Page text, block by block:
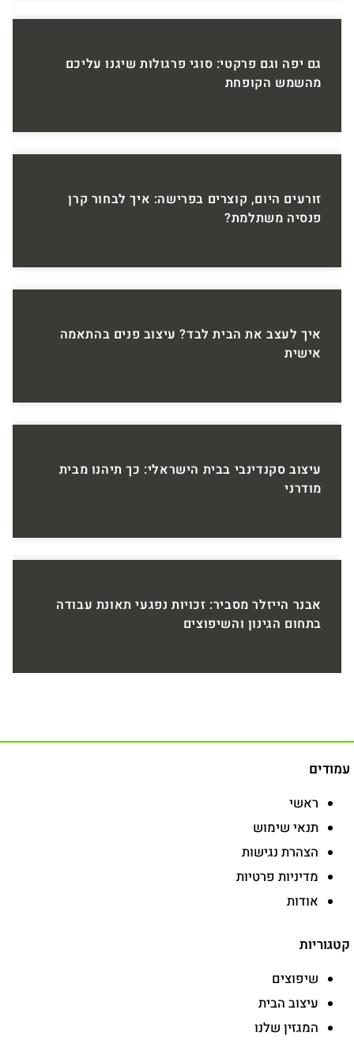
גם יפה וגם פרקטי: סוגי פרגולות שיגנו עליכם
מהשמש הקופחת
זורעים היום, קוצרים בפרישה: איך לבחור קרן
פנסיה משתלמת?
איך לעצב את הבית לבד? עיצוב פנים בהתאמה
אישית
עיצוב סקנדינבי בבית הישראלי: כך תיהנו מבית
מודרני
אבנר הייזלר מסביר: זכויות נפגעי תאונת עבודה
בתחום הגינון והשיפוצים
עמודים
ראשי
תנאי שימוש
הצהרת נגישות
מדיניות פרטיות
אודות
קטגוריות
שיפוצים
עיצוב הבית
המגזין שלנו